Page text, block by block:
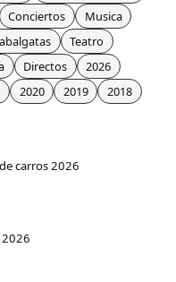
Conciertos
Musica
Teatro
Directos
2026
2020 2019
2018
carros 2026
2026